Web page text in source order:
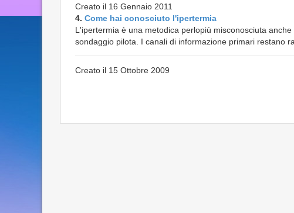
Creato il 16 Gennaio 2011
4. Come hai conosciuto l'ipertermia
L'ipertermia è una metodica perlopiù misconosciuta
sondaggio pilota. I canali di informazione primari restano
Creato il 15 Ottobre 2009